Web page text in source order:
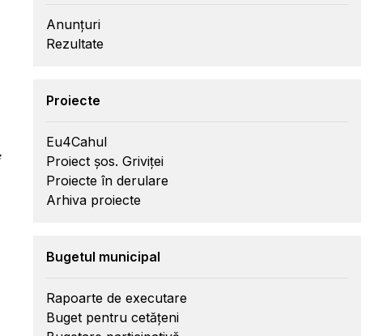
Anunțuri
Rezultate
Proiecte
Eu4Cahul
Proiect șos. Griviței
Proiecte în derulare
Arhiva proiecte
Bugetul municipal
Rapoarte de executare
Buget pentru cetățeni